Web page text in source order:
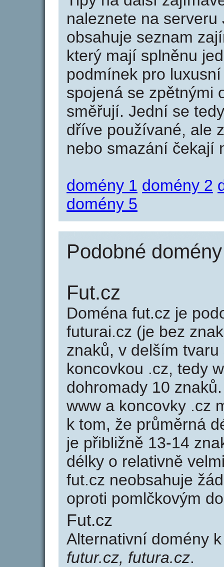
naleznete na serveru
obsahuje seznam
který mají splněnu
podmínek pro
spojená se zpětnými
směřují. Jední se
dříve používané, ale
nebo smazání čekají
domény 1 domény 2
domény 5
Podobné
Fut.cz
Doména fut.cz je
futurai.cz (je bez
znaků, v delším
koncovkou .cz, tedy
dohromady 10
www a koncovky .cz
k tom, že průměrná
je přibližně 13-14
délky o relativně
fut.cz neobsahuje
oproti pomlčkovým
Fut.cz
Alternativní domény
futur.cz, futura.cz.